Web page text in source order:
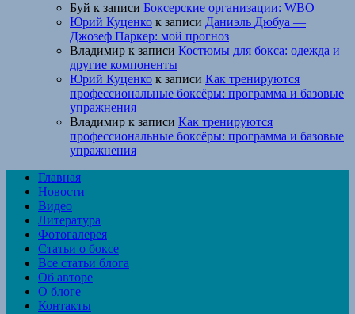
Буй к записи Боксерские организации: WBO
Юрий Куценко к записи Даниэль Дюбуа —
Джозеф Паркер: мой прогноз
Владимир к записи Костюмы для бокса: одежда и
другие компоненты
Юрий Куценко к записи Как тренируются
профессиональные боксёры: программа и базовые
упражнения
Владимир к записи Как тренируются
профессиональные боксёры: программа и базовые
упражнения
Главная
Новости
Видео
Литература
Фотогалерея
Статьи о боксе
Все статьи блога
Об авторе
О блоге
Контакты